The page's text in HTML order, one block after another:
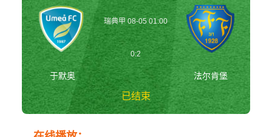
于默奥
瑞典甲 08-05 01:00
0:2
已结束
法尔肯堡